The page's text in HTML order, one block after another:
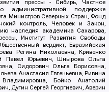
прессы - Сибирь, Частное
административной поддержке
Министров Северных Стран, Фонд
контроль, Человек и Закон,
наследия академика Сахарова,
Институт Развития Свободы
вердикт, Евразийская
Регина Николаевна, Кривенко
Павел Юрьевич, Шнырова Ольга
Сидорович Ольга Борисовна,
Анастасия Евгеньевна, Ривина
Бойко Анатолий
Дугин Сергей Георгиевич, Аверин